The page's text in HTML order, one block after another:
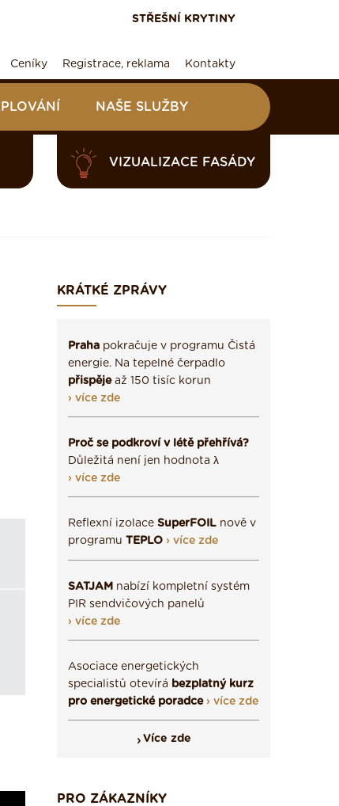
STŘEŠNÍ KRYTINY
Ceníky Registrace, reklama Kontakty
NAŠE SLUŽBY
VIZUALIZACE FASÁDY
KRÁTKÉ ZPRÁVY
Praha pokračuje v programu Čistá
energie. Na tepelné čerpadlo
přispějeaž 150 tisíc korun
› více zde
Proč se podkroví v létě přehřívá?
Důležitá není jen hodnota λ
› více zde
Reflexní izolace SuperFOIL nově v
programu TEPLO › více zde
SATJAM nabízí kompletní systém
PIR sendvičových panelů
› více zde
Asociace energetických
specialistů otevírá bezplatný kurz
pro energetické poradce › více zde
Více zde
PRO ZÁKAZNÍKY